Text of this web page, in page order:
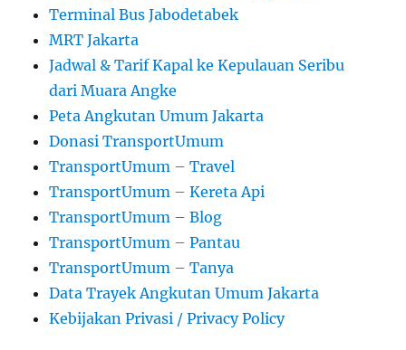
Terminal Bus Jabodetabek
MRT Jakarta
Jadwal & Tarif Kapal ke Kepulauan Seribu
dari Muara Angke
Peta Angkutan Umum Jakarta
Donasi TransportUmum
TransportUmum – Travel
TransportUmum – Kereta Api
TransportUmum – Blog
TransportUmum – Pantau
TransportUmum – Tanya
Data Trayek Angkutan Umum Jakarta
Kebijakan Privasi / Privacy Policy